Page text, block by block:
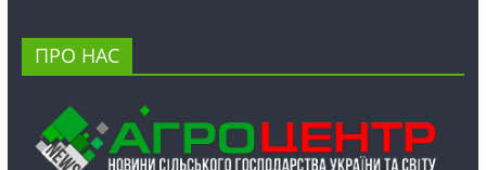
ПРО НАС